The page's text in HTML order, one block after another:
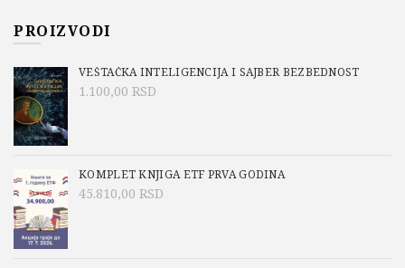
PROIZVODI
VEŠTAČKA INTELIGENCIJA I SAJBER BEZBEDNOST
1.100,00 RSD
KOMPLET KNJIGA ETF PRVA GODINA
45.810,00 RSD